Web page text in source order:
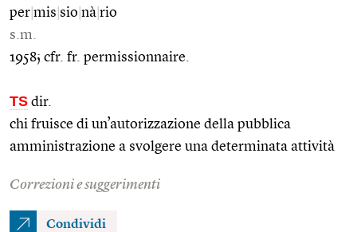
per mis sio nà rio
s.m.
1958; cfr. fr. permissionnaire.
TS dir.
chi fruisce di un’autorizzazione della pubblica
amministrazione a svolgere una determinata attività
Correzioni e suggerimenti
Condividi